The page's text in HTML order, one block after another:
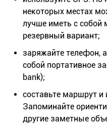
некоторых местах
лучше иметь с собой
резервный вариант;
заряжайте телефон,
собой портативное
bank);
составьте маршрут и
Запоминайте
другие заметные